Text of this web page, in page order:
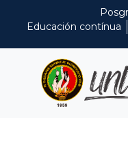
Educación contínua